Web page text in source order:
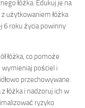
łóżka. Edukuj je na
użytkowaniem łóżka
6 roku życia powinny
łóżka, co pomoże
pościel i
przechowywane.
łóżka i nadzoruj ich w
ryzyko